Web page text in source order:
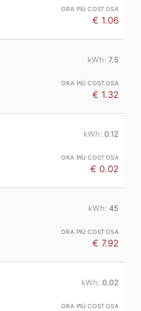
€ 1.06
7.5
€ 1.32
0.12
€ 0.02
45
€ 7.92
0.02